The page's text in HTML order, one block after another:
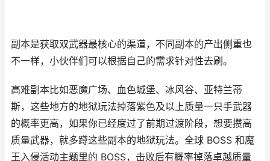
副本是获取双武器最核心的渠道，不同副本的产出侧重也
不一样，小伙伴们可以根据自己的需求针对性去刷。
高难副本比如恶魔广场、血色城堡、冰风谷、亚特兰蒂
斯，这些地方的地狱玩法掉落紫色及以上质量一只手武器
的概率更高，如果你已经度过了前期过渡阶段，想要攒高
质量武器，就多蹲这些副本的地狱玩法。全球 BOSS 和魔
王入侵活动主题里的 BOSS，击败后有概率掉落卓越质量